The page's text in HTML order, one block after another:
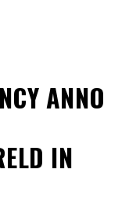
ANNO
IN